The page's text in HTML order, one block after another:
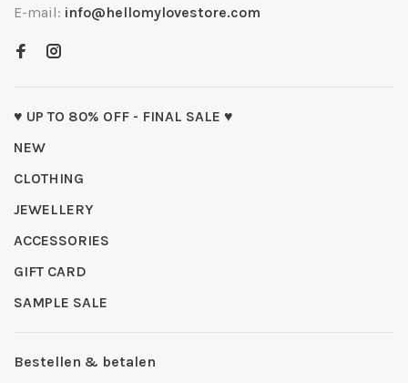
E-mail: info@hellomylovestore.com
♥ UP TO 80% OFF - FINAL SALE ♥
NEW
CLOTHING
JEWELLERY
ACCESSORIES
GIFT CARD
SAMPLE SALE
Bestellen & betalen